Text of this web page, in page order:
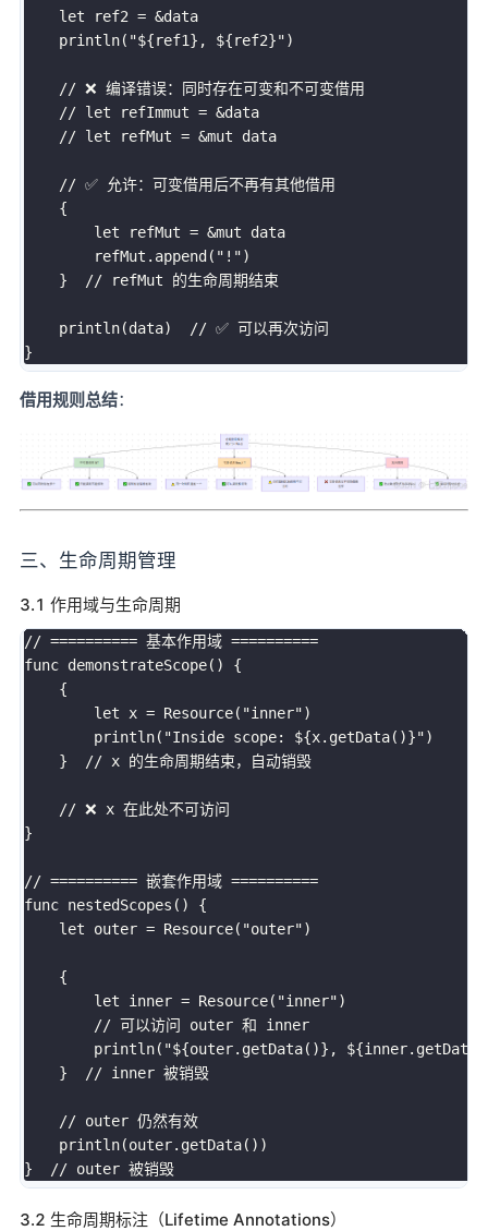
    let ref2 = &data
    println("${ref1}, ${ref2}")
    // ❌ 编译错误：同时存在可变和不可变借用
    // let refImmut = &data
    // let refMut = &mut data
    // ✅ 允许：可变借用后不再有其他借用
    {
        let refMut = &mut data
        refMut.append("!")
    }  // refMut 的生命周期结束
    println(data)  // ✅ 可以再次访问
借用规则总结：
三、生命周期管理
3.1 作用域与生命周期
// ========== 基本作用域 ==========
func demonstrateScope() {
    {
        let x = Resource("inner")
        println("Inside scope: ${x.getData()}")
    }  // x 的生命周期结束，自动销毁
    // ❌ x 在此处不可访问
}
// ========== 嵌套作用域 ==========
func nestedScopes() {
    let outer = Resource("outer")
    {
        let inner = Resource("inner")
        // 可以访问 outer 和 inner
println("${outer.getData()},
    }  // inner 被销毁
    // outer 仍然有效
    println(outer.getData())
3.2 生命周期标注（Lifetime Annotations）